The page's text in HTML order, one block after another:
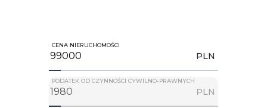
CENA NIERUCHOMOŚCI
PLN
PODATEK OD CZYNNOŚCI CYWILNO-PRAWNYCH
PLN